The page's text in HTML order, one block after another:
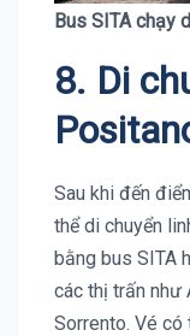
Bus SITA chạy
8. Di
Sau khi đến
thể di chuyển
bằng bus SITA
các thị trấn như
Sorrento. Vé